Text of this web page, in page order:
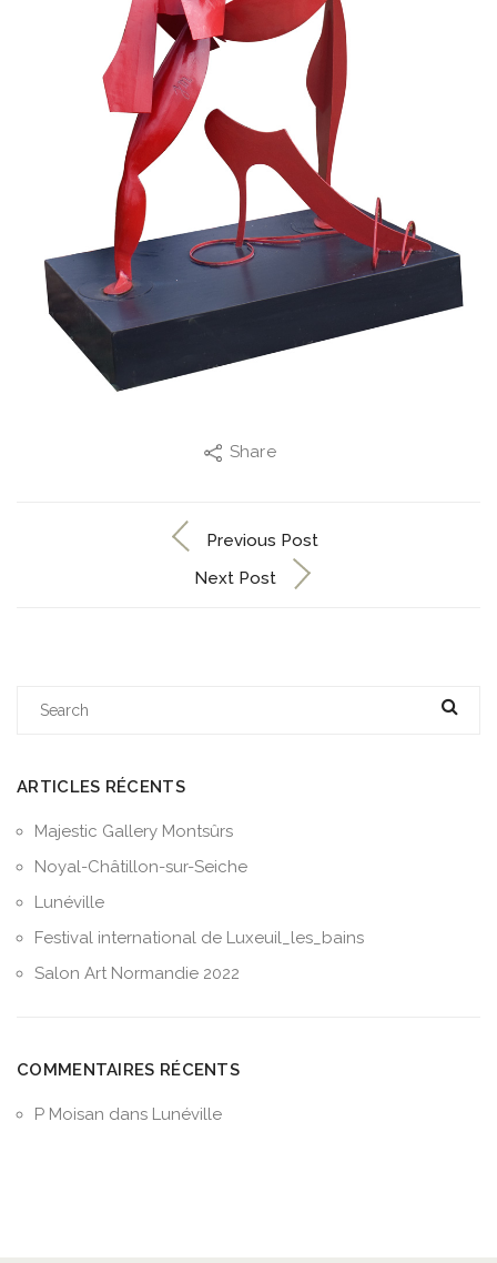
Share
Previous Post
Next Post
ARTICLES RÉCENTS
Majestic Gallery Montsûrs
Noyal-Châtillon-sur-Seiche
Lunéville
Festival international de Luxeuil_les_bains
Salon Art Normandie 2022
COMMENTAIRES RÉCENTS
P Moisan dans Lunéville